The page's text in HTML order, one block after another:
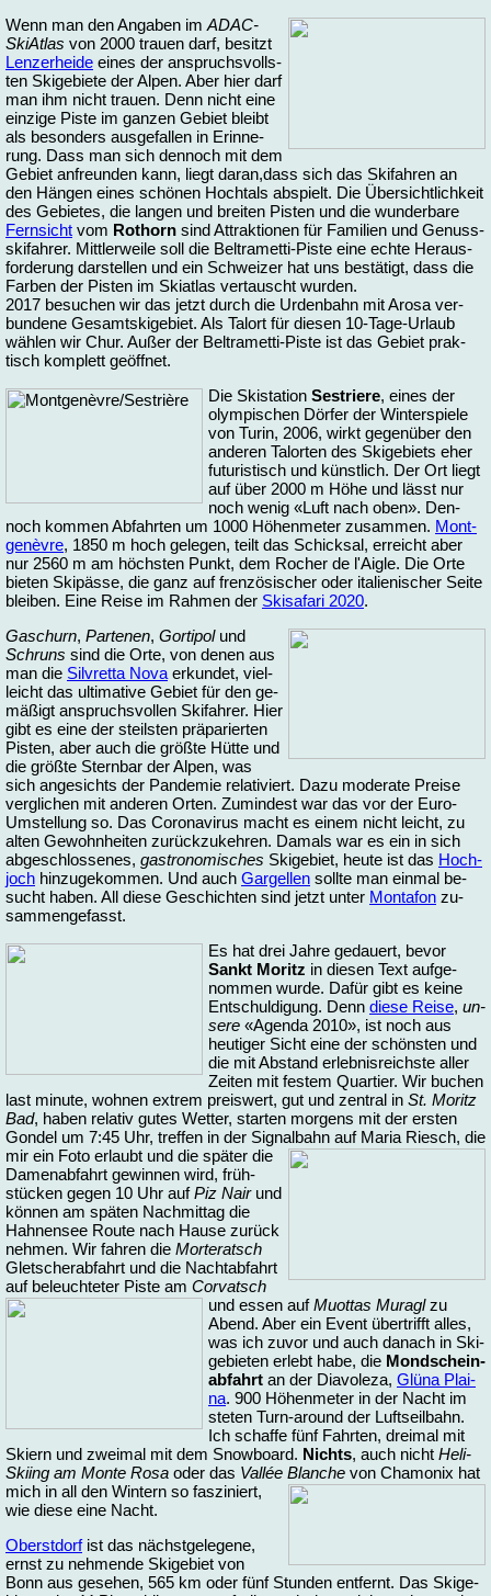
Wenn man den An­ga­ben im ADAC-
SkiAt­las von 2000 trau­en darf, be­sitzt
Len­zer­hei­de ei­nes der an­spruchs­volls­
ten Ski­ge­bie­te der Al­pen. Aber hier darf
man ihm nicht trau­en. Denn nicht ei­ne
ein­zi­ge Pis­te im gan­zen Ge­biet bleibt
als be­son­ders aus­ge­fal­len in Erin­ne­
rung. Dass man sich den­noch mit dem
Ge­biet an­freun­den kann, liegt dar­an,dass sich das Ski­fah­ren an
den Hän­gen ei­nes schö­nen Hochtals ab­spielt. Die Über­sicht­lich­keit
des Ge­bie­tes, die lan­gen und brei­ten Pis­ten und die wun­der­ba­re
Fern­sicht vom Rot­horn sind At­trak­tio­nen für Fa­mi­li­en und Ge­nuss­
s­ki­fah­rer. Mitt­ler­wei­le soll die Bel­tra­metti-Pis­te ei­ne ech­te Her­aus­
for­de­rung dar­stel­len und ein Schwei­zer hat uns be­stä­tigt, dass die
Far­ben der Pis­ten im Ski­at­las ver­tauscht wur­den.
2017 be­su­chen wir das jetzt durch die Ur­den­bahn mit Aro­sa ver­
bun­de­ne Ge­samt­ski­ge­biet. Als Tal­ort für die­sen 10-Tage-Urlaub
wäh­len wir Chur. Au­ßer der Bel­tra­metti-Pis­te ist das Ge­biet prak­
tisch kom­plett ge­öff­net.
Die Ski­sta­ti­on Se­strie­re, ei­nes der
olym­pi­schen Dör­fer der Win­ter­spie­le
von Tu­rin, 2006, wirkt ge­gen­über den
an­de­ren Tal­or­ten des Ski­ge­biets eher
fu­tu­ris­tisch und künst­lich. Der Ort liegt
auf über 2000 m Hö­he und lässt nur
noch we­nig «Luft nach oben». Den­
noch kom­men Ab­fahr­ten um 1000 Hö­hen­me­ter zu­sam­men. Mont­
ge­nè­vre, 1850 m hoch ge­le­gen, teilt das Schick­sal, er­reicht aber
nur 2560 m am höchs­ten Punkt, dem Ro­cher de l'Ai­gle. Die Or­te
bie­ten Skipäs­se, die ganz auf fren­zö­si­scher oder ita­lie­ni­scher Sei­te
blei­ben. Ei­ne Rei­se im Rah­men der Ski­sa­fa­ri 2020.
Ga­schurn, Par­te­nen, Gor­ti­polund
Schruns sind die Or­te, von de­nen aus
man die Sil­vret­ta No­va er­kun­det, viel­
leicht das ul­ti­ma­ti­ve Ge­biet für den ge­
mä­ßigt an­spruchs­vol­len Ski­fah­rer. Hier
gibt es ei­ne der steils­ten prä­pa­rier­ten
Pis­ten, aber auch die größ­te Hüt­te und
die größ­te Stern­bar der Al­pen, was
sich an­ge­sichts der Pan­de­mie re­la­ti­viert. Da­zu mo­de­ra­te Prei­se
ver­gli­chen mit an­de­ren Or­ten. Zu­min­dest war das vor der Euro-
Umstel­lung so. Das Co­ro­na­vi­rus macht es ei­nem nicht leicht, zu
al­ten Ge­wohn­hei­ten zu­rück­zu­keh­ren. Da­mals war es ein in sich
ab­ge­schlos­se­nes, ga­stro­no­mi­sches Ski­ge­biet, heu­te ist das Hoch­
joch hin­zu­ge­kom­men. Und auch Gar­gel­len soll­te man ein­mal be­
sucht ha­ben. All die­se Ge­schich­ten sind jetzt un­ter Mon­ta­fon zu­
sam­men­ge­fasst.
Es hat drei Jah­re ge­dau­ert, be­vor
Sankt Mo­ritz in die­sen Text auf­ge­
nom­men wur­de. Da­für gibt es kei­ne
Ent­schul­di­gung. Denn die­se Rei­se, un­
se­re «Agen­da 2010», ist noch aus
heu­ti­ger Sicht ei­ne der schöns­ten und
die mit Ab­stand er­leb­nis­reichs­te al­ler
Zei­ten mit fes­tem Quar­tier. Wir bu­chen
last mi­nu­te, woh­nen ex­trem preis­wert, gut und zen­tral in St. Mo­ritz
Bad, ha­ben re­la­tiv gu­tes Wet­ter, star­ten mor­gens mit der ers­ten
Gon­del um 7:45 Uhr, tref­fen in der Si­gnal­bahn auf Ma­ria Riesch, die
mir ein Fo­to er­laubt und die spä­ter die
Da­men­ab­fahrt ge­win­nen wird, früh­
stücken ge­gen 10 Uhr aufPiz Nairund
kön­nen am spä­ten Nach­mit­tag die
Hah­nen­see Rou­te nach Hau­se zu­rück
neh­men. Wir fah­ren die Mor­te­ratsch
Glet­scher­ab­fahrt und die Nacht­ab­fahrt
auf be­leuch­te­ter Pis­te am Cor­vatsch
und es­sen aufMuot­tas Mu­ragl zu
Abend. Aber ein Event über­trifft al­les,
was ich zu­vor und auch da­nach in Ski­
ge­bie­ten er­lebt ha­be, die Mond­schein­
ab­fahrt an der Dia­vo­le­za, Glü­na Plai­
na. 900 Hö­hen­me­ter in der Nacht im
ste­ten Turn-around der Luft­seil­bahn.
Ich schaf­fe fünf Fahr­ten, drei­mal mit
Ski­ern und zwei­mal mit dem Snow­board. Nichts, auch nicht Heli-
Ski­ing am Mon­te Ro­sa oder das Vallée Blan­che von Cha­mo­nix hat
mich in all den Win­tern so fas­zi­niert,
wie die­se ei­ne Nacht.
Oberst­dorf ist das nächst­ge­le­ge­ne,
ernst zu neh­men­de Ski­ge­biet von
Bonn aus ge­se­hen, 565 km oder fünf Stun­den ent­fernt. Das Ski­ge­